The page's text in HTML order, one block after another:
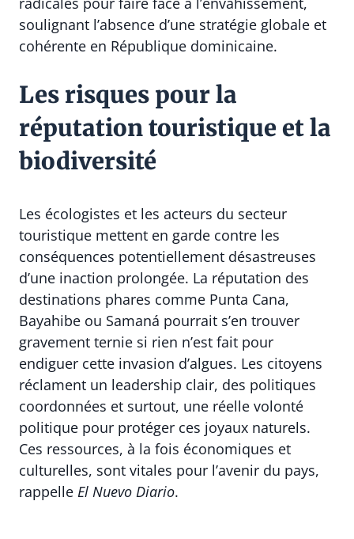
soulignant l’absence d’une stratégie globale et
cohérente en République dominicaine.
Les risques pour la
réputation touristique et la
biodiversité
Les écologistes et les acteurs du secteur
touristique mettent en garde contre les
conséquences potentiellement désastreuses
d’une inaction prolongée. La réputation des
destinations phares comme Punta Cana,
Bayahibe ou Samaná pourrait s’en trouver
gravement ternie si rien n’est fait pour
endiguer cette invasion d’algues. Les citoyens
réclament un leadership clair, des politiques
coordonnées et surtout, une réelle volonté
politique pour protéger ces joyaux naturels.
Ces ressources, à la fois économiques et
culturelles, sont vitales pour l’avenir du pays,
rappelle El Nuevo Diario.